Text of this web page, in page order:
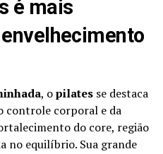
é mais
, opilatesse destaca
controle corporal e da
do core, região
no equilíbrio. Sua grande